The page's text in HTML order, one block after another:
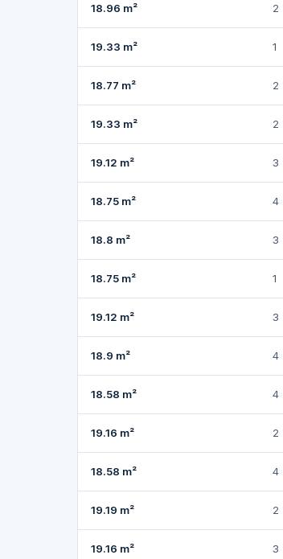
18.96 m² 2
19.33 m² 1
18.77 m² 2
19.33 m² 2
19.12 m² 3
18.75 m² 4
18.8 m² 3
18.75 m² 1
19.12 m² 3
18.9 m² 4
18.58 m² 4
19.16 m² 2
18.58 m² 4
19.19 m² 2
19.16 m² 3